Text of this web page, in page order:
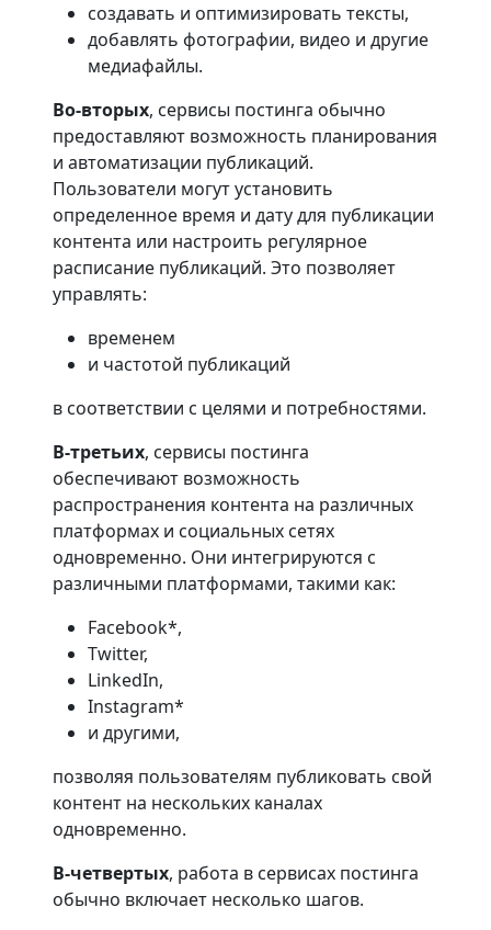
создавать и оптимизировать тексты,
добавлять фотографии, видео и другие
медиафайлы.
Во-вторых, сервисы постинга обычно
предоставляют возможность планирования
и автоматизации публикаций.
Пользователи могут установить
определенное время и дату для публикации
контента или настроить регулярное
расписание публикаций. Это позволяет
управлять:
временем
и частотой публикаций
в соответствии с целями и потребностями.
В-третьих, сервисы постинга
обеспечивают возможность
распространения контента на различных
платформах и социальных сетях
одновременно. Они интегрируются с
различными платформами, такими как:
Facebook*,
Twitter,
LinkedIn,
Instagram*
и другими,
позволяя пользователям публиковать свой
контент на нескольких каналах
одновременно.
В-четвертых, работа в сервисах постинга
обычно включает несколько шагов.